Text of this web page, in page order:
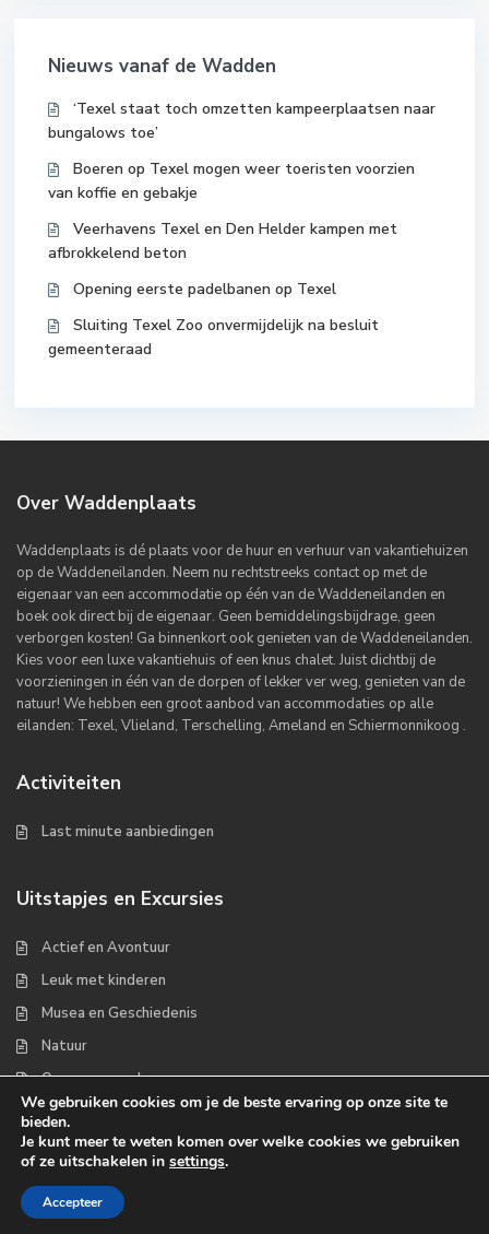
Nieuws vanaf de Wadden
‘Texel staat toch omzetten kampeerplaatsen naar
bungalows toe’
Boeren op Texel mogen weer toeristen voorzien
van koffie en gebakje
Veerhavens Texel en Den Helder kampen met
afbrokkelend beton
Opening eerste padelbanen op Texel
Sluiting Texel Zoo onvermijdelijk na besluit
gemeenteraad
Over Waddenplaats
Waddenplaats is dé plaats voor de huur en verhuur van vakantiehuizen
op de Waddeneilanden. Neem nu rechtstreeks contact op met de
eigenaar van een accommodatie op één van de Waddeneilanden en
boek ook direct bij de eigenaar. Geen bemiddelingsbijdrage, geen
verborgen kosten! Ga binnenkort ook genieten van de Waddeneilanden.
Kies voor een luxe vakantiehuis of een knus chalet. Juist dichtbij de
voorzieningen in één van de dorpen of lekker ver weg, genieten van de
natuur! We hebben een groot aanbod van accommodaties op alle
eilanden: Texel, Vlieland, Terschelling, Ameland en Schiermonnikoog .
Activiteiten
Last minute aanbiedingen
Uitstapjes en Excursies
Actief en Avontuur
Leuk met kinderen
Musea en Geschiedenis
Natuur
Op zee en wad
Copyrights 2022 - Waddenplaats.nl
Over ons
Handige links
We gebruiken cookies om je de beste ervaring op onze site te
bieden.
Je kunt meer te weten komen over welke cookies we gebruiken
of ze uitschakelen in settings.
Accepteer
Michel